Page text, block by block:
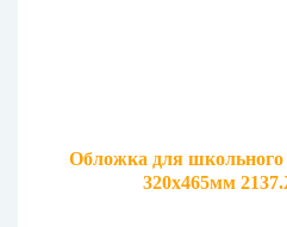
Обложка для
320х465мм